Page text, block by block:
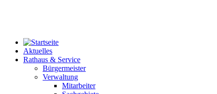
Aktuelles
Rathaus & Service
Bürgermeister
Verwaltung
Mitarbeiter